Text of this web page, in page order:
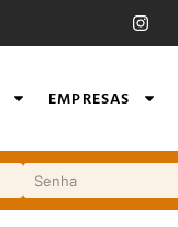
EMPRESAS